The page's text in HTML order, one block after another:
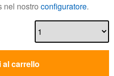
nel nostro configuratore.
carrello